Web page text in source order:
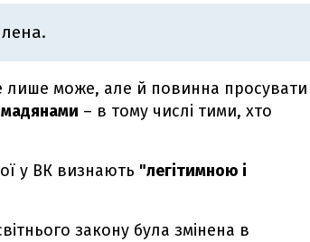
лише може, але й повинна просувати
– в тому числі тими, хто
у ВК визнають "легітимною і
закону була змінена в